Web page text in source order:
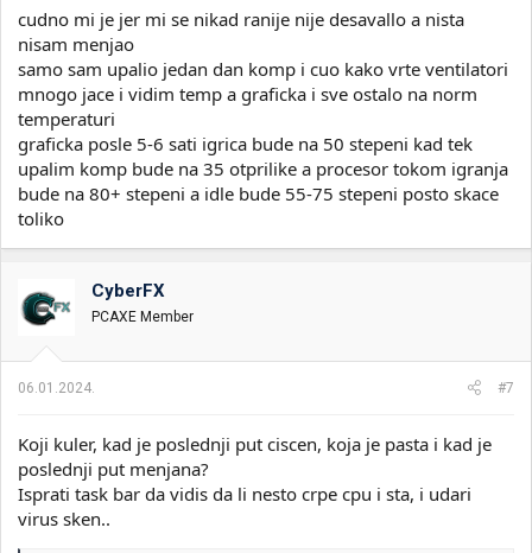
cudno mi je jer mi se nikad ranije nije desavallo a nista
nisam menjao
samo sam upalio jedan dan komp i cuo kako vrte ventilatori
mnogo jace i vidim temp a graficka i sve ostalo na norm
temperaturi
graficka posle 5-6 sati igrica bude na 50 stepeni kad tek
upalim komp bude na 35 otprilike a procesor tokom igranja
bude na 80+ stepeni a idle bude 55-75 stepeni posto skace
toliko
CyberFX
PCAXE Member
06.01.2024. #7
Koji kuler, kad je poslednji put ciscen, koja je pasta i kad je
poslednji put menjana?
Isprati task bar da vidis da li nesto crpe cpu i sta, i udari
virus sken..